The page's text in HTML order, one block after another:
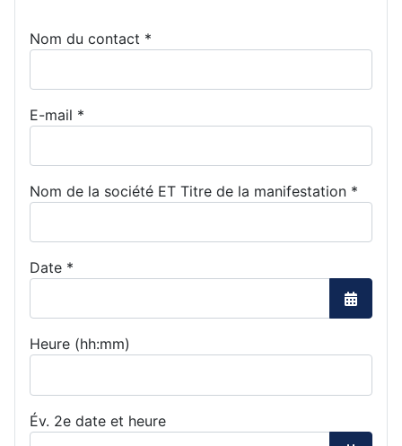
Nom du contact *
E-mail *
Nom de la société ET Titre de la manifestation *
Date *
Ouvrir
Heure (hh:mm)
Év. 2e date et heure